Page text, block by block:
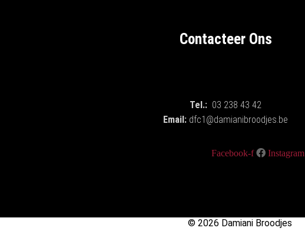
Contacteer Ons
Tel.: 03 238 43 42
Email: dfc1@damianibroodjes.be
Facebook-f Instagram
© 2026 Damiani Broodjes